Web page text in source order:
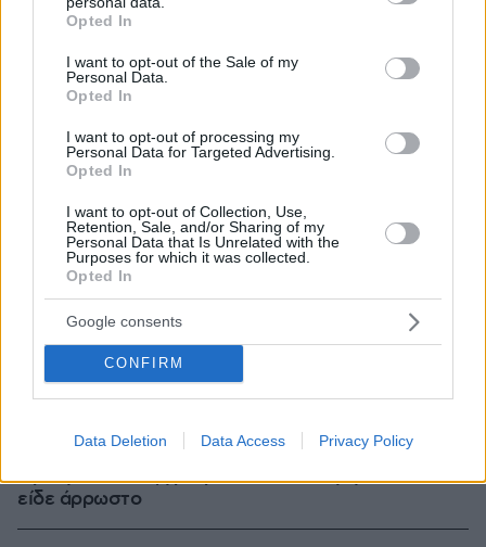
grant or deny consent to Google and its third-party tags to
use your data for below specified purposes in below Google
consent section.
Opted In
I want to opt-out of the Sale of my
Personal Data.
Opted In
I want to opt-out of processing my
Personal Data for Targeted Advertising.
Opted In
I want to opt-out of Collection, Use,
Retention, Sale, and/or Sharing of my
Personal Data that Is Unrelated with the
Purposes for which it was collected.
Opted In
Google consents
CONFIRM
Data Deletion Data Access Privacy Policy
Γιατί δεν έσωσα το κουτάβι: Ο ερευνητής που
κατέγραφε τη συμβίωση του μικρού σκυλιού με
αγέλη λύκων εξηγεί γιατί δεν επενέβη, όταν το
είδε άρρωστο
06.08.2026, 19:34